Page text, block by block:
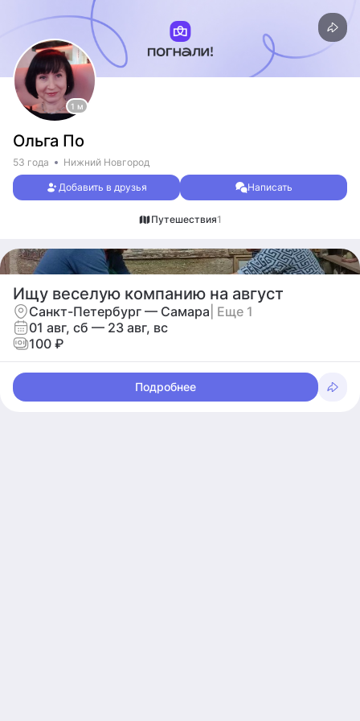
1 м
Ольга По
53 года Нижний Новгород
Добавить в друзья Написать
Путешествия1
Ищу веселую компанию на август
Санкт-Петербург — Самара | Еще 1
01 авг, сб — 23 авг, вс
100 ₽
Подробнее